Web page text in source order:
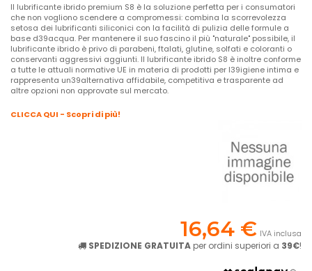
Il lubrificante ibrido premium S8 è la soluzione perfetta per i consumatori
che non vogliono scendere a compromessi: combina la scorrevolezza
setosa dei lubrificanti siliconici con la facilità di pulizia delle formule a
base d39acqua. Per mantenere il suo fascino il più "naturale" possibile, il
lubrificante ibrido è privo di parabeni, ftalati, glutine, solfati e coloranti o
conservanti aggressivi aggiunti. Il lubrificante ibrido S8 è inoltre conforme
a tutte le attuali normative UE in materia di prodotti per l39igiene intima e
rappresenta un39alternativa affidabile, competitiva e trasparente ad
altre opzioni non approvate sul mercato.
CLICCA QUI - Scopri di più!
16,64 € IVA inclusa
SPEDIZIONE GRATUITA per ordini superiori a 39€!